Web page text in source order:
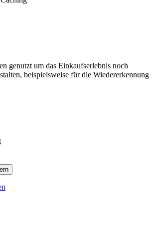
genutzt um das Einkaufserlebnis noch
beispielsweise für die Wiedererkennung